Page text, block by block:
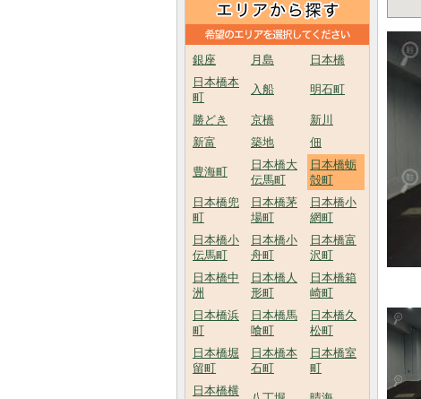
銀座 月島
日本橋
日本橋本
町
入船 明石町
勝どき 京橋
新川
新富
築地 佃
豊海町
日本橋大
伝馬町
日本橋蛎
殻町
日本橋兜
町
日本橋茅
場町
日本橋小
網町
日本橋小
伝馬町
日本橋小
舟町
日本橋富
沢町
日本橋中
洲
日本橋人
形町
日本橋箱
崎町
日本橋浜
町
日本橋馬
喰町
日本橋久
松町
日本橋堀
留町
日本橋本
石町
日本橋室
町
日本橋横